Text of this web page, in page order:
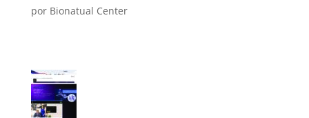
por Bionatual Center